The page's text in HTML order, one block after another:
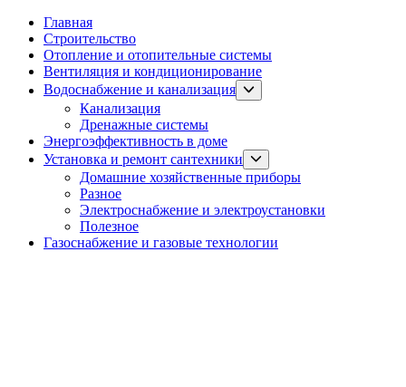
Главная
Строительство
Отопление и отопительные системы
Вентиляция и кондиционирование
Водоснабжение и канализация
Show
sub
Канализация
Дренажные системы
Энергоэффективность в доме
Установка и ремонт сантехники
sub
menu
Домашние хозяйственные приборы
Разное
Электроснабжение и электроустановки
Полезное
Газоснабжение и газовые технологии